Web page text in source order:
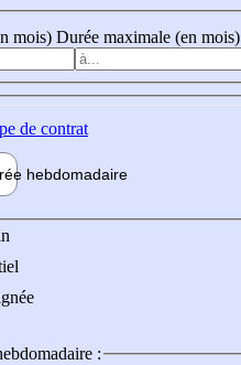
mois) Durée maximale (en mois)
de contrat
hebdomadaire
: